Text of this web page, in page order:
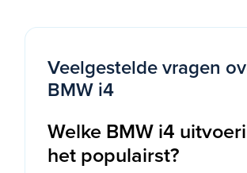
Veelgestelde vragen
BMW i4
Welke BMW i4
het populairst?